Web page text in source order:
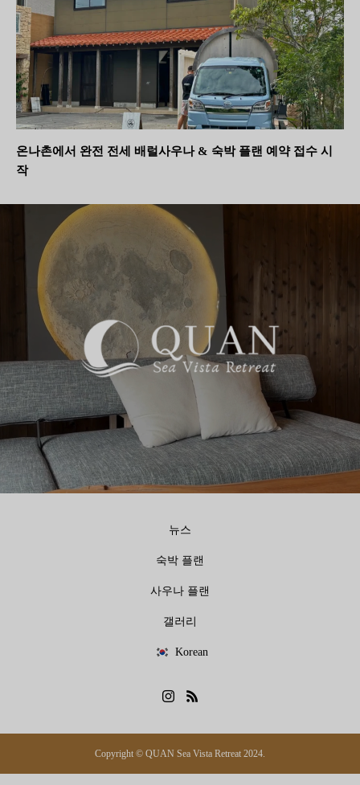
온나촌에서 완전 전세 배럴사우나 & 숙박 플랜 예약 접수 시
작
뉴스
숙박 플랜
사우나 플랜
갤러리
Korean
Copyright © QUAN Sea Vista Retreat 2024.